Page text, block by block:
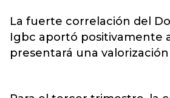
La fuerte correlación del
Igbc aportó positivamente
presentará una valorización